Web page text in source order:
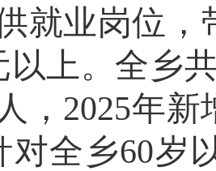
就业岗位，
上。 全乡
， 2025年新
对全乡60岁